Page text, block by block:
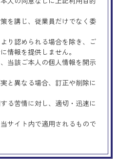
を講じ、従業員だけでなく委
り認められる場合を除き、ご
情報を提供しません。
当該ご本人の個人情報を開示
と異なる場合、訂正や削除に
る苦情に対し、適切・迅速に
サイト内で適用されるもので
クスの使用につい